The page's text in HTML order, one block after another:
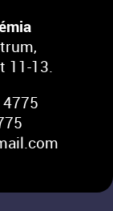
11-13.